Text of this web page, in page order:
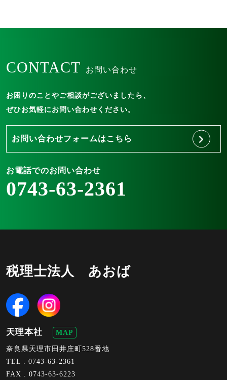
CONTACT お問い合わせ
お困りのことやご相談がございましたら、
ぜひお気軽にお問い合わせください。
お問い合わせフォームはこちら
お電話でのお問い合わせ
0743-63-2361
税理士法人 あおば
天理本社 MAP
奈良県天理市田井庄町528番地
TEL . 0743-63-2361
FAX . 0743-63-6223